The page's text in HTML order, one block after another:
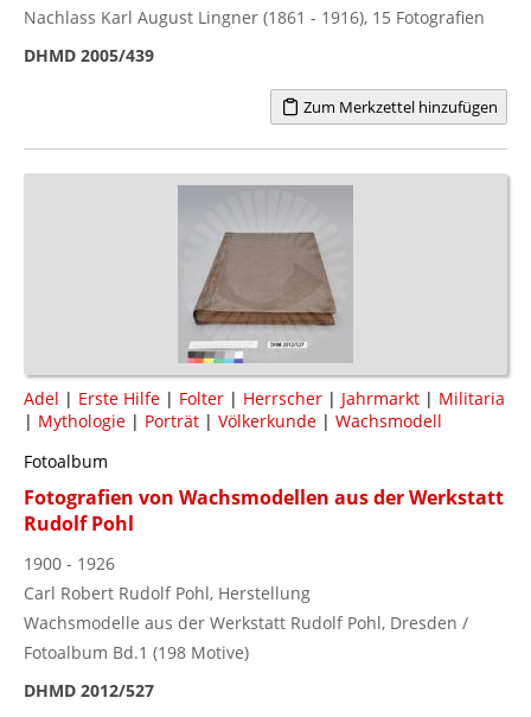
Nachlass Karl August Lingner (1861 - 1916), 15 Fotografien
DHMD 2005/439
Zum Merkzettel hinzufügen
Adel | Erste Hilfe | Folter | Herrscher | Jahrmarkt | Militaria
| Mythologie | Porträt | Völkerkunde | Wachsmodell
Fotoalbum
Fotografien von Wachsmodellen aus der Werkstatt
Rudolf Pohl
1900 - 1926
Carl Robert Rudolf Pohl, Herstellung
Wachsmodelle aus der Werkstatt Rudolf Pohl, Dresden /
Fotoalbum Bd.1 (198 Motive)
DHMD 2012/527